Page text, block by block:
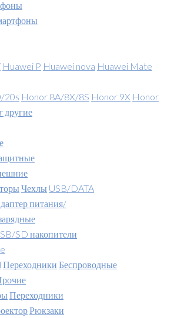
Huawei P Huawei nova Huawei Mate
20s Honor 8A/8X/8S Honor 9X Honor
другие
Чехлы USB/DATA
питания/
SD накопители
Переходники Беспроводные
Переходники
Рюкзаки